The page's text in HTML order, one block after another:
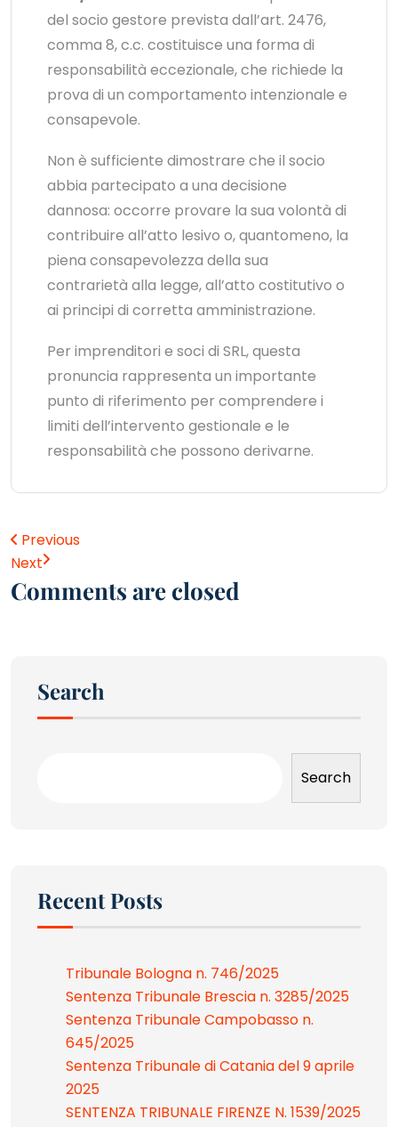
del socio gestore prevista dall’art. 2476,
comma 8, c.c. costituisce una forma di
responsabilità eccezionale, che richiede la
prova di un comportamento intenzionale e
consapevole.
Non è sufficiente dimostrare che il socio
abbia partecipato a una decisione
dannosa: occorre provare la sua volontà di
contribuire all’atto lesivo o, quantomeno, la
piena consapevolezza della sua
contrarietà alla legge, all’atto costitutivo o
ai principi di corretta amministrazione.
Per imprenditori e soci di SRL, questa
pronuncia rappresenta un importante
punto di riferimento per comprendere i
limiti dell’intervento gestionale e le
responsabilità che possono derivarne.
Previous
Next
Comments are closed
Search
Search
Recent Posts
Tribunale Bologna n. 746/2025
Sentenza Tribunale Brescia n. 3285/2025
Sentenza Tribunale Campobasso n.
645/2025
Sentenza Tribunale di Catania del 9 aprile
2025
SENTENZA TRIBUNALE FIRENZE N. 1539/2025